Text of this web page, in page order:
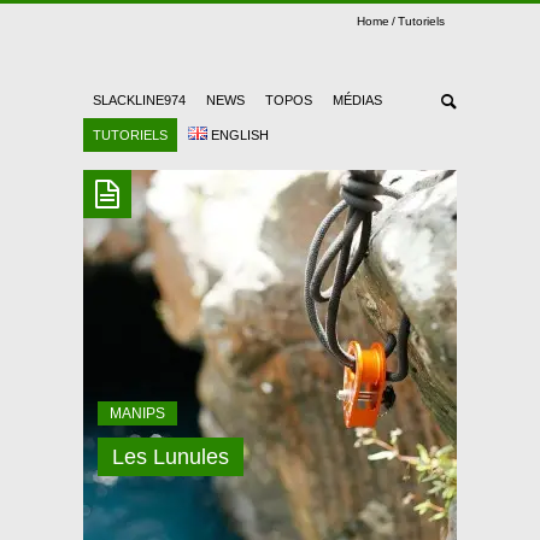
Home Tutoriels
SLACKLINE974 NEWS TOPOS MÉDIAS
TUTORIELS ENGLISH
MANIPS
Les Lunules